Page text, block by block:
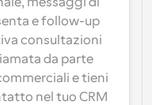
e follow-up
consultazioni
da parte
e tieni
nel tuo CRM